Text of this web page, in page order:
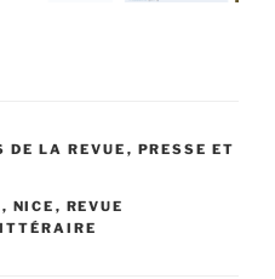
DE LA REVUE , PRESSE ET
, NICE , REVUE